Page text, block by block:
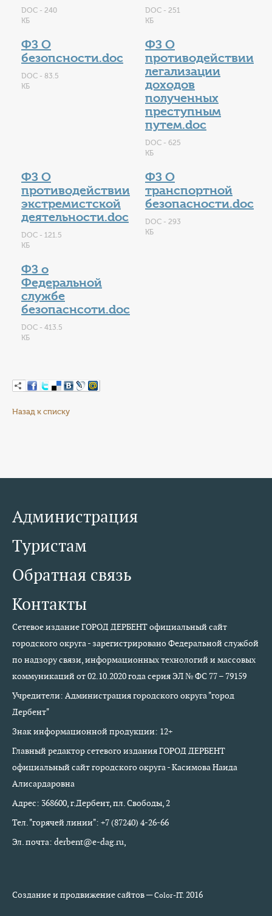
DOC - 240
КБ
DOC - 251
КБ
ФЗ О
безопсности.doc
DOC - 83.5
КБ
ФЗ О
противодействии
легализации
доходов
полученных
преступным
путем.doc
DOC - 625
КБ
ФЗ О
противодействии
экстремистской
деятельности.doc
DOC - 121.5
КБ
ФЗ О
транспортной
безопасности.doc
DOC - 293
КБ
ФЗ о
Федеральной
службе
безопаснсоти.doc
DOC - 413.5
КБ
Назад к списку
Администрация
Туристам
Обратная связь
Контакты
Сетевое издание ГОРОД ДЕРБЕНТ официальный сайт
городского округа - зарегистрировано Федеральной службой
по надзору связи, информационных технологий и массовых
коммуникаций от 02.10.2020 года серия ЭЛ № ФС 77 – 79159
Учредители: Администрация городского округа "город
Дербент"
Знак информационной продукции: 12+
Главный редактор сетевого издания ГОРОД ДЕРБЕНТ
официальный сайт городского округа - Касимова Наида
Алисардаровна
Адрес: 368600, г.Дербент, пл. Свободы, 2
Тел. "горячей линии": +7 (87240) 4-26-66
Эл. почта: derbent@e-dag.ru,
Создание и продвижение сайтов —Color-IT.2016